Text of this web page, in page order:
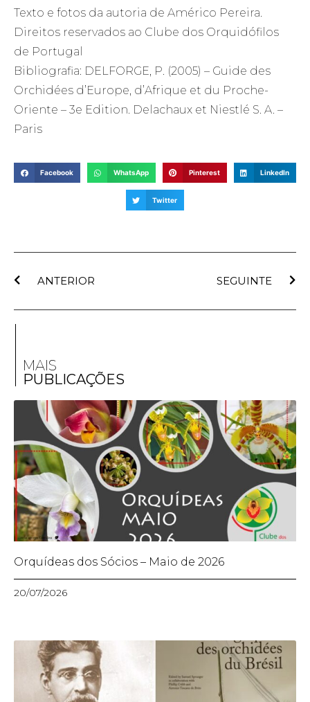
Texto e fotos da autoria de Américo Pereira.
Direitos reservados ao Clube dos Orquidófilos
de Portugal
Bibliografia: DELFORGE, P. (2005) – Guide des
Orchidées d’Europe, d’Afrique et du Proche-
Oriente – 3e Edition. Delachaux et Niestlé S. A. –
Paris
Facebook WhatsApp Pinterest LinkedIn
Twitter
ANTERIOR SEGUINTE
MAIS
PUBLICAÇÕES
Orquídeas dos Sócios – Maio de 2026
20/07/2026